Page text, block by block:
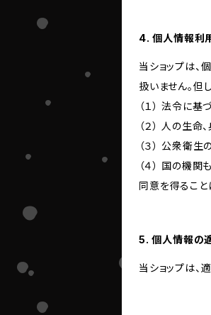
4. 個人情報利
当ショップは
扱いません。但
（１） 法令に基
（２） 人の生
（３） 公衆衛
（４） 国の機
同意を得るこ
5. 個人情報の
当ショップは、